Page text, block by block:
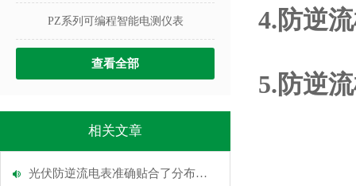
PZ系列可编程智能电测仪表
查看全部
相关文章
光伏防逆流电表准确贴合了分布式光伏的核心需求
4.防逆
5.防逆